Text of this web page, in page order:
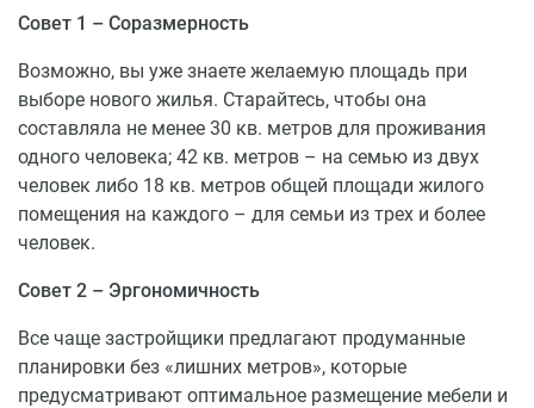
Совет 1 – Соразмерность
Возможно, вы уже знаете желаемую площадь при
выборе нового жилья. Старайтесь, чтобы она
составляла не менее 30 кв. метров для проживания
одного человека; 42 кв. метров – на семью из двух
человек либо 18 кв. метров общей площади жилого
помещения на каждого – для семьи из трех и более
человек.
Совет 2 – Эргономичность
Все чаще застройщики предлагают продуманные
планировки без «лишних метров», которые
предусматривают оптимальное размещение мебели и